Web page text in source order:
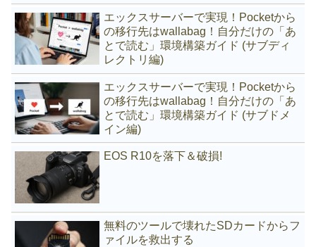
エックスサーバーで実現！Pocketから
の移行先はwallabag！自分だけの「あ
とで読む」環境構築ガイド (サブディ
レクトリ編)
エックスサーバーで実現！Pocketから
の移行先はwallabag！自分だけの「あ
とで読む」環境構築ガイド (サブドメ
イン編)
EOS R10を落下＆破損!
無料のツールで壊れたSDカードからフ
ァイルを救出する